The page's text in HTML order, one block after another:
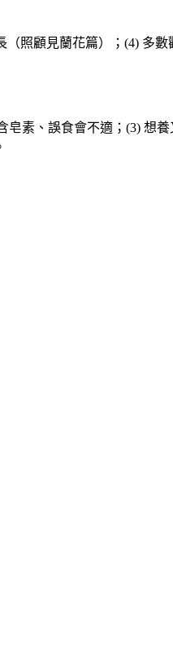
照顧見蘭花篇）；(4) 多
素、誤食會不適；(3) 想